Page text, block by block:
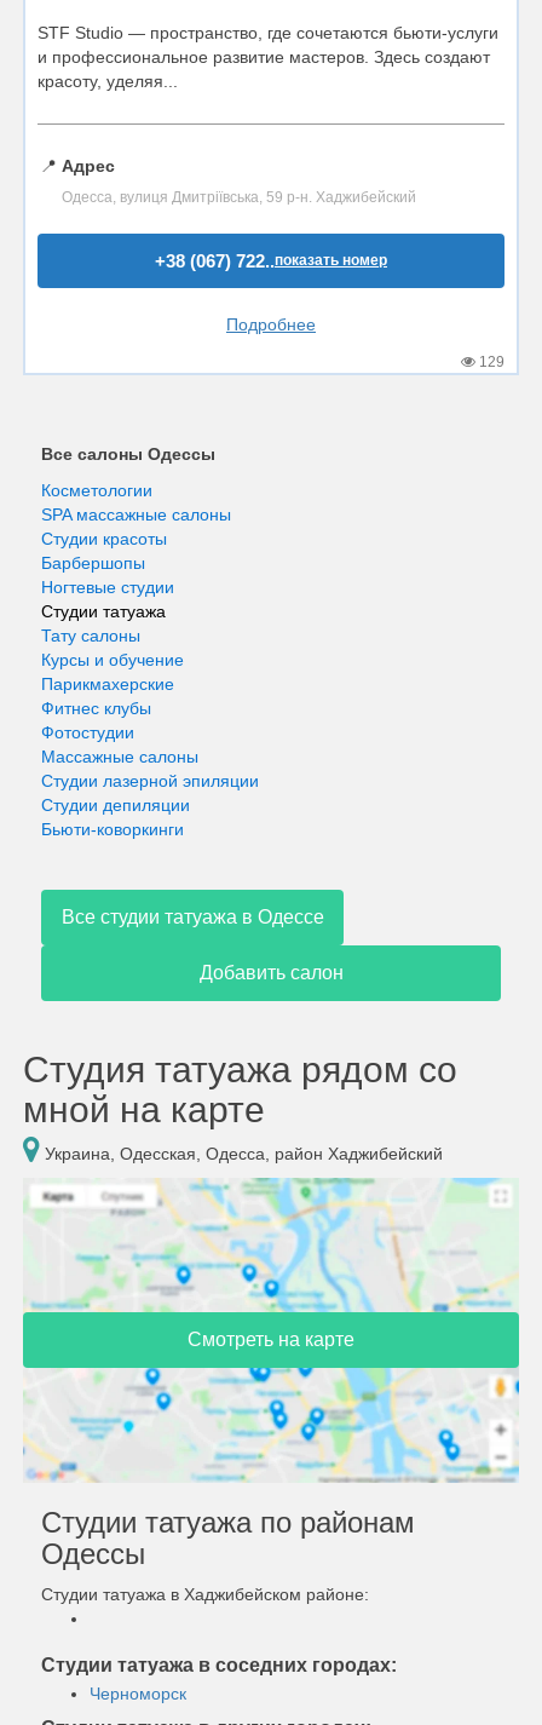
STF Studio — пространство, где сочетаются бьюти-услуги
и профессиональное развитие мастеров. Здесь создают
красоту, уделяя...
📍 Адрес
Одесса, вулиця Дмитріївська, 59 р-н. Хаджибейский
+38 (067) 722..показать номер
Подробнее
129
Все салоны Одессы
Косметологии
SPA массажные салоны
Студии красоты
Барбершопы
Ногтевые студии
Студии татуажа
Тату салоны
Курсы и обучение
Парикмахерские
Фитнес клубы
Фотостудии
Массажные салоны
Студии лазерной эпиляции
Студии депиляции
Бьюти-коворкинги
Все студии татуажа в Одессе
Добавить салон
Студия татуажа рядом со
мной на карте
Украина, Одесская, Одесса, район Хаджибейский
Смотреть на карте
Студии татуажа по районам
Одессы
Студии татуажа в Хаджибейском районе:
Студии татуажа в соседних городах:
Черноморск